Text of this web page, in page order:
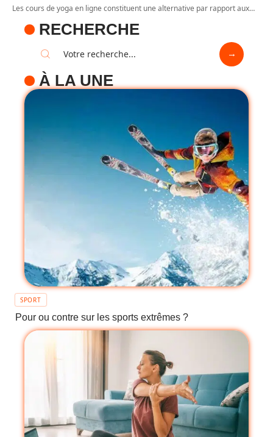
Les cours de yoga en ligne constituent une alternative par rapport aux…
RECHERCHE
À LA UNE
SPORT
Pour ou contre sur les sports extrêmes ?